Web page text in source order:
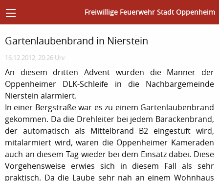
Freiwillige Feuerwehr Stadt Oppenheim
Gartenlaubenbrand in Nierstein
16.12.2012, 20:26 Uhr
An diesem dritten Advent wurden die Männer der
Oppenheimer DLK-Schleife in die Nachbargemeinde
Nierstein alarmiert.
In einer Bergstraße war es zu einem Gartenlaubenbrand
gekommen. Da die Drehleiter bei jedem Barackenbrand,
der automatisch als Mittelbrand B2 eingestuft wird,
mitalarmiert wird, waren die Oppenheimer Kameraden
auch an diesem Tag wieder bei dem Einsatz dabei. Diese
Vorgehensweise erwies sich in diesem Fall als sehr
praktisch. Da die Laube sehr nah an einem Wohnhaus